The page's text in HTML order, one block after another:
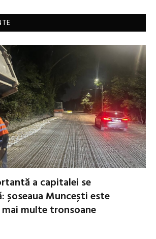
a capitalei se
șoseaua Muncești este
multe tronsoane